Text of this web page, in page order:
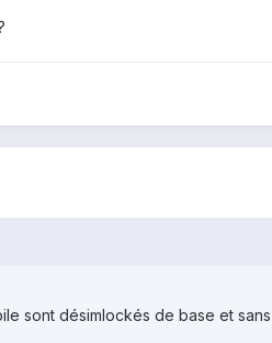
sont désimlockés de base et